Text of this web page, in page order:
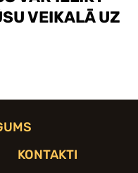
VEIKALĀ UZ
KONTAKTI